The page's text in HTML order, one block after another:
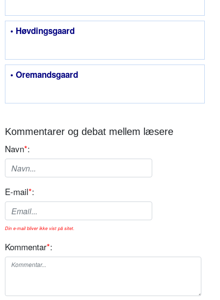
• Høvdingsgaard
• Oremandsgaard
Kommentarer og debat mellem læsere
Navn*:
E-mail*:
Din e-mail bliver ikke vist på sitet.
Kommentar*: